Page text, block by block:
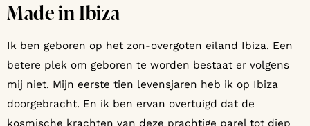
Made in Ibiza
Ik ben geboren op het zon-overgoten eiland Ibiza. Een
betere plek om geboren te worden bestaat er volgens
mij niet. Mijn eerste tien levensjaren heb ik op Ibiza
doorgebracht. En ik ben ervan overtuigd dat de
kosmische krachten van deze prachtige parel tot diep